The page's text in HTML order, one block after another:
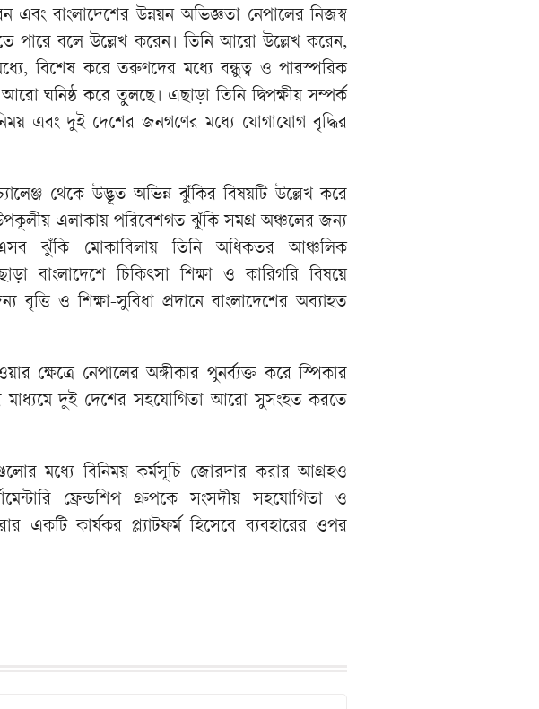
এবং বাংলাদেশের উন্নয়ন অভিজ্ঞতা নেপালের নিজস্ব
পারে বলে উল্লেখ করেন। তিনি আরো উল্লেখ করেন,
বিশেষ করে তরুণদের মধ্যে বন্ধুত্ব ও পারস্পরিক
ঘনিষ্ঠ করে তুলছে। এছাড়া তিনি দ্বিপক্ষীয় সম্পর্ক
এবং দুই দেশের জনগণের মধ্যে যোগাযোগ বৃদ্ধির
থেকে উদ্ভূত অভিন্ন ঝুঁকির বিষয়টি উল্লেখ করে
এলাকায় পরিবেশগত ঝুঁকি সমগ্র অঞ্চলের জন্য
ঝুঁকি মোকাবিলায় তিনি অধিকতর আঞ্চলিক
বাংলাদেশে চিকিৎসা শিক্ষা ও কারিগরি বিষয়ে
বৃত্তি ও শিক্ষা-সুবিধা প্রদানে বাংলাদেশের অব্যাহত
ক্ষেত্রে নেপালের অঙ্গীকার পুনর্ব্যক্ত করে স্পিকার
মাধ্যমে দুই দেশের সহযোগিতা আরো সুসংহত করতে
মধ্যে বিনিময় কর্মসূচি জোরদার করার আগ্রহও
ফ্রেন্ডশিপ গ্রুপকে সংসদীয় সহযোগিতা ও
একটি কার্যকর প্ল্যাটফর্ম হিসেবে ব্যবহারের ওপর